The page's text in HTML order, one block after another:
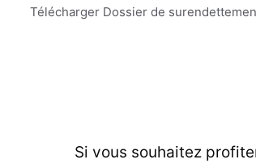
AllerTélécharger Dossier de
Si vous souhaitez